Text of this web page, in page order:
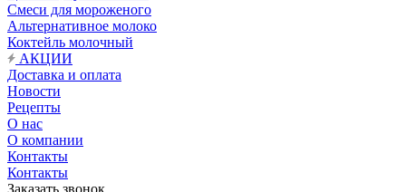
Смеси для мороженого
Альтернативное молоко
Коктейль молочный
АКЦИИ
Доставка и оплата
Новости
Рецепты
О нас
О компании
Контакты
Контакты
Заказать звонок